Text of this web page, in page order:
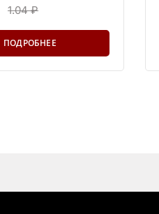
1.04 ₽
ПОДРОБНЕЕ